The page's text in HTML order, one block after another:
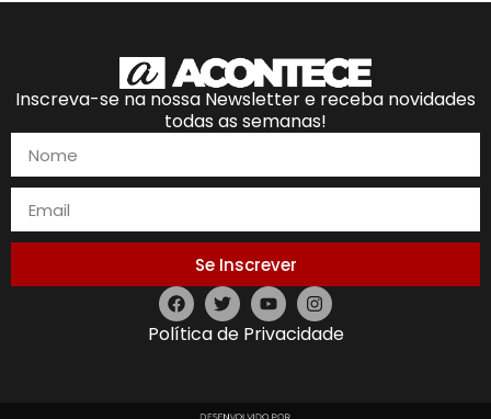
Inscreva-se na nossa Newsletter e receba novidades
todas as semanas!
Se Inscrever
Política de Privacidade